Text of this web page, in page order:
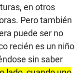
en otros
Pero también
puede ser no
recién es un niño
sin saber